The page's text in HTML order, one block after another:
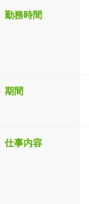
勤務時間
期間
仕事内容